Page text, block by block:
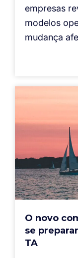
empresas
modelos
mudança
O novo
se
TA